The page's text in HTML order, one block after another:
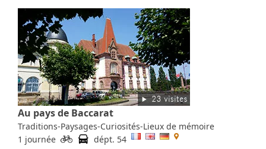
Au pays de Baccarat
Traditions-Paysages-Curiosités-Lieux de mémoire
1 journée
dépt. 54